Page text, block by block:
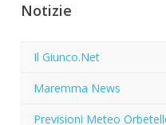
Notizie
Il Giunco.Net
Maremma News
Previsioni Meteo